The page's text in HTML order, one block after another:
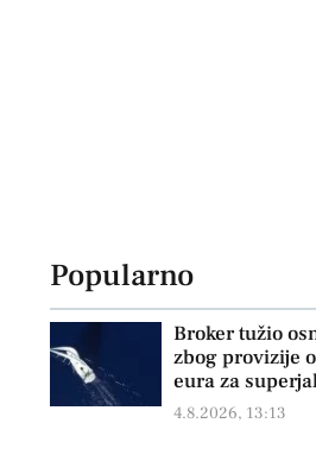
Popularno
Broker tužio
zbog provizije
eura za
4.8.2026, 13:13